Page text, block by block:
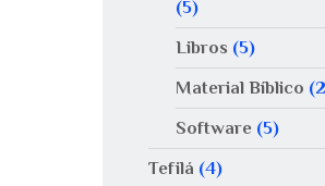
(5)
Libros (5)
Material Bíblico
Software(5)
Tefilá (4)